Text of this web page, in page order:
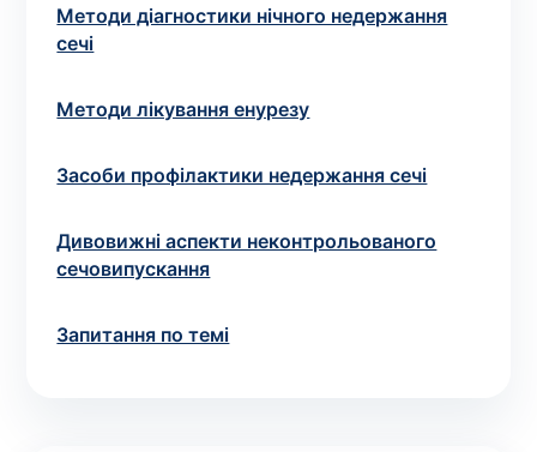
Методи діагностики нічного недержання
сечі
Методи лікування енурезу
Засоби профілактики недержання сечі
Дивовижні аспекти неконтрольованого
сечовипускання
Запитання по темі
запишіться до лікаряна консультацію .
своєчасного оновлення розміщеного на сайті прайс-
рекомендуємо уточнювати вартість та терміни